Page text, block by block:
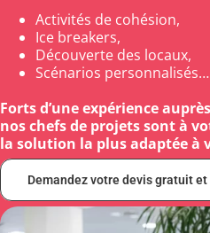
Activités de cohésion,
Ice breakers,
Découverte des locaux,
Scénarios personnalisés…
Forts d’une expérience
nos chefs de projets sont à
la solution la plus adaptée à
Demandez votre devis gratuit